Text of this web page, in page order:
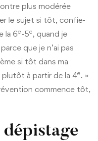
plus modérée
le sujet si tôt, confie-
la 6e-5e, quand je
que je n’ai pas
si tôt dans ma
à partir de la 4e. »
commence tôt,
dépistage